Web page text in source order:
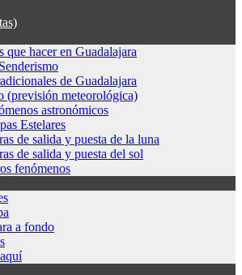
que hacer en Guadalajara
de Guadalajara
(previsión meteorológica)
astronómicos
Estelares
de salida y puesta de la luna
de salida y puesta del sol
fenómenos
a fondo